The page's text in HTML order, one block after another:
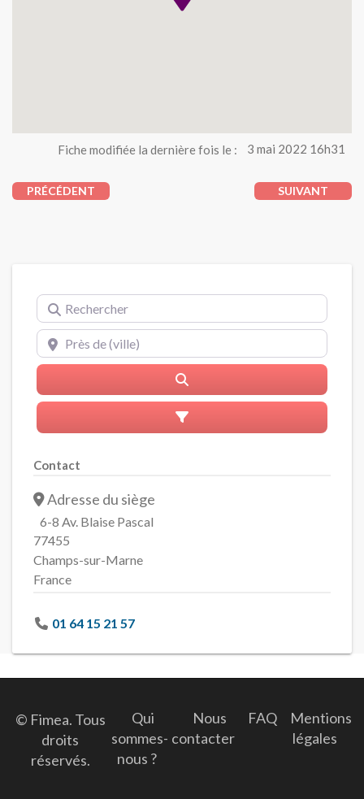
Fiche modifiée la dernière fois le : 3 mai 2022 16h31
PRÉCÉDENT SUIVANT
Rechercher
Près de (ville)
Advanced Filters
Contact
Adresse du siège
6-8 Av. Blaise Pascal
77455
Champs-sur-Marne
France
01 64 15 21 57
© Fimea. Tous
droits
réservés.
Qui
sommes-
nous ?
Nous
contacter
FAQ
Mentions
légales